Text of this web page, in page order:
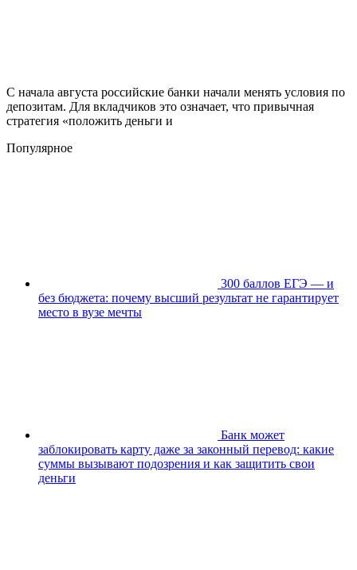
С начала августа российские банки начали менять условия по
депозитам. Для вкладчиков это означает, что привычная
стратегия «положить деньги и
Популярное
300 баллов ЕГЭ — и
без бюджета: почему высший результат не гарантирует
место в вузе мечты
Банк может
заблокировать карту даже за законный перевод: какие
суммы вызывают подозрения и как защитить свои
деньги